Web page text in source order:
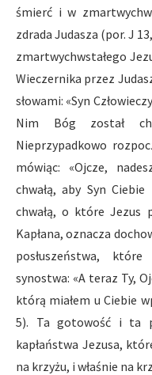
śmierć i w
zdrada Judasza (por. J
zmartwychwstałego
Wieczernika przez
słowami: «Syn
Nim Bóg został
Nieprzypadkowo
mówiąc: «Ojcze,
chwałą, aby Syn
chwałą, o które Jezus
Kapłana, oznacza
posłuszeństwa,
synostwa: «A teraz Ty,
którą miałem u Ciebie
5). Ta gotowość i ta
kapłaństwa Jezusa,
na krzyżu, i właśnie na